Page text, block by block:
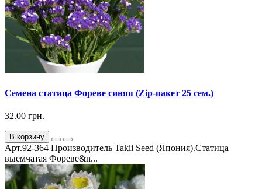
Семена статица Фореве синяя (Zip-пакет 25 сем.)
32.00 грн.
В корзину
Арт.92-364 Производитель Takii Seed (Япония).Статица
выемчатая Фореве&n...